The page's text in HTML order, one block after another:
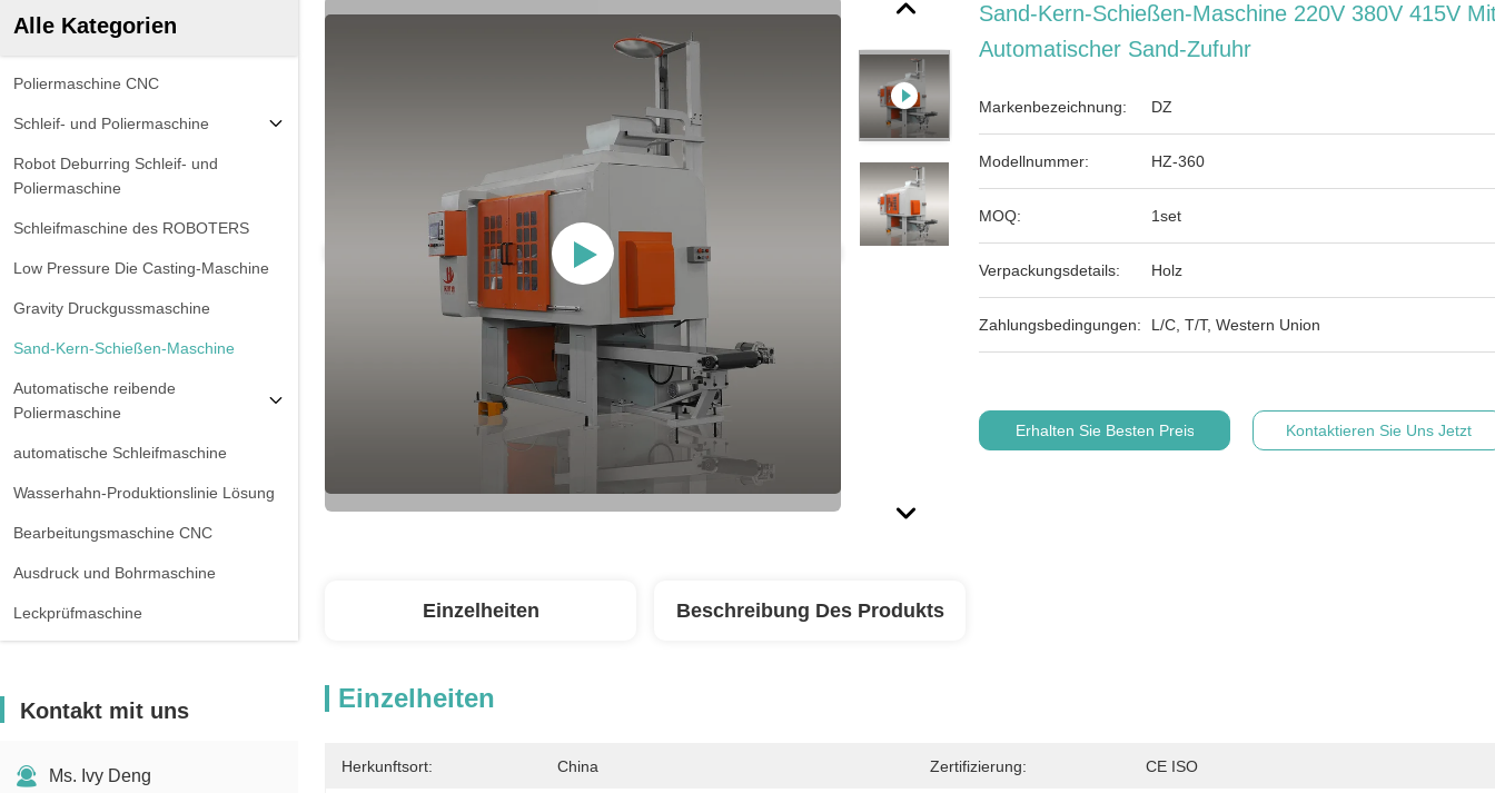
Alle Kategorien
Poliermaschine CNC
Schleif- und Poliermaschine
Robot Deburring Schleif- und
Poliermaschine
Schleifmaschine des ROBOTERS
Low Pressure Die Casting-Maschine
Gravity Druckgussmaschine
Sand-Kern-Schießen-Maschine
Automatische reibende
Poliermaschine
automatische Schleifmaschine
Wasserhahn-Produktionslinie Lösung
Bearbeitungsmaschine CNC
Ausdruck und Bohrmaschine
Leckprüfmaschine
Kontakt mit uns
Ms. Ivy Deng
Sand-Kern-Schießen-Maschine 220V 380V 415V
Automatischer Sand-Zufuhr
Markenbezeichnung: DZ
Modellnummer: HZ-360
MOQ: 1set
Verpackungsdetails: Holz
Zahlungsbedingungen: L/C, T/T, Western Union
Erhalten Sie Besten Preis Kontaktieren Sie Uns Jetzt
Einzelheiten Beschreibung Des Produkts
Einzelheiten
Herkunftsort: China Zertifizierung: CE ISO